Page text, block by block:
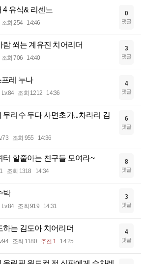
4 유식& 리센느
조회 254 14:46
0
댓글
람 쐬는 계유진 치어리더
조회 706 14:40
3
댓글
레 누나
Lv.84 조회 1212 14:36
4
댓글
무리수 두다 사면초가...차라리 김
조회 955 14:36
6
댓글
터 할줄아는 친구들 모여라~
조회 1318 14:34
8
댓글
박
Lv.84 조회 919 14:31
3
댓글
하는 김도아 치어리더
조회 1180 추천 1 14:25
4
댓글